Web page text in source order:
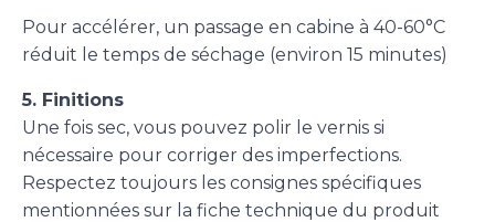
Pour accélérer, un passage en cabine à 40-60°C
réduit le temps de séchage (environ 15 minutes)
5. Finitions
Une fois sec, vous pouvez polir le vernis si
nécessaire pour corriger des imperfections.
Respectez toujours les consignes spécifiques
mentionnées sur la fiche technique du produit